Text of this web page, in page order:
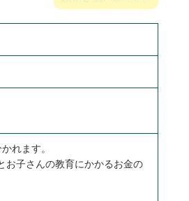
れます。
お子さんの教育にかかるお金の